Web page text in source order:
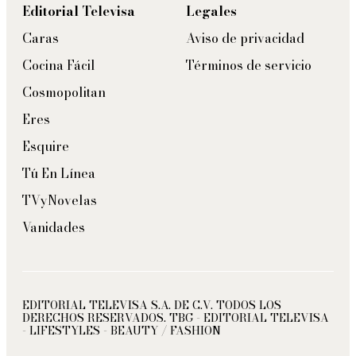
Editorial Televisa
Caras
Cocina Fácil
Cosmopolitan
Eres
Esquire
Tú En Línea
TVyNovelas
Vanidades
Legales
Aviso de privacidad
Términos de servicio
EDITORIAL TELEVISA S.A. DE C.V. TODOS LOS
DERECHOS RESERVADOS. TBG - EDITORIAL TELEVISA
- LIFESTYLES - BEAUTY / FASHION